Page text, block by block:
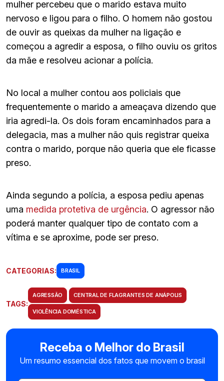
mulher percebeu que o marido estava muito
nervoso e ligou para o filho. O homem não gostou
de ouvir as queixas da mulher na ligação e
começou a agredir a esposa, o filho ouviu os gritos
da mãe e resolveu acionar a polícia.
No local a mulher contou aos policiais que
frequentemente o marido a ameaçava dizendo que
iria agredi-la. Os dois foram encaminhados para a
delegacia, mas a mulher não quis registrar queixa
contra o marido, porque não queria que ele ficasse
preso.
Ainda segundo a polícia, a esposa pediu apenas
uma medida protetiva de urgência. O agressor não
poderá manter qualquer tipo de contato com a
vítima e se aproxime, pode ser preso.
CATEGORIAS: BRASIL
TAGS:
AGRESSÃO CENTRAL DE FLAGRANTES DE ANÁPOLIS
VIOLÊNCIA DOMÉSTICA
Receba o Melhor do Brasil
Um resumo essencial dos fatos que movem o brasil